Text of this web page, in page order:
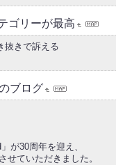
ゴリーが最高
抜きで訴える
ブログ
が30周年を迎え、
せていただきました。